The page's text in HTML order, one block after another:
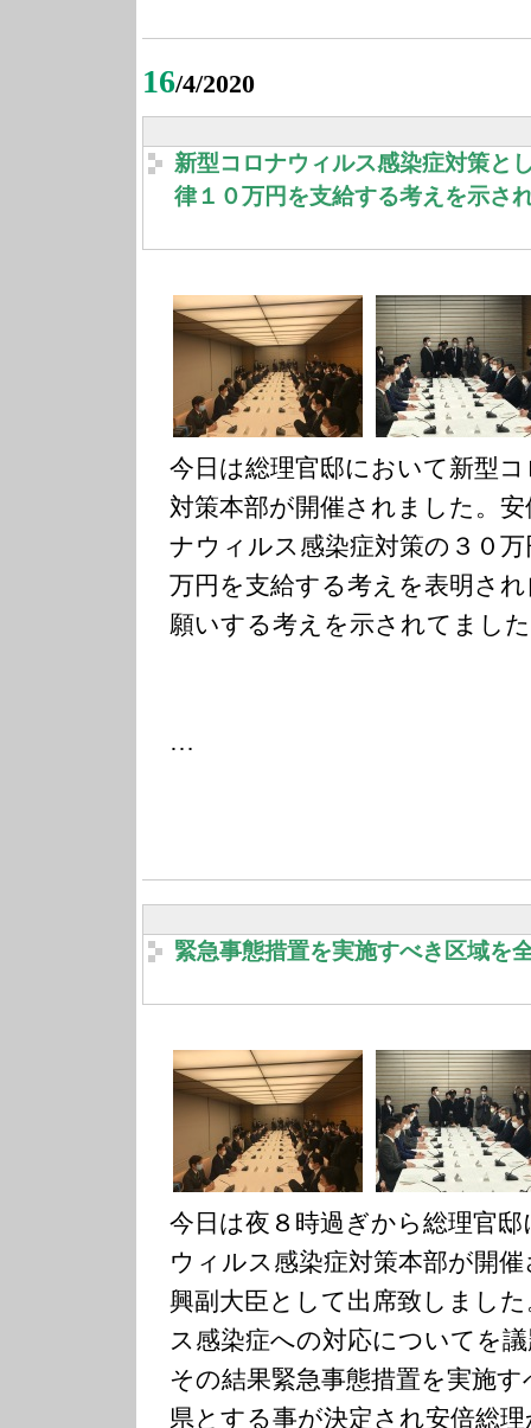
16/4/2020
新型コロナウィルス感染症対策と
律１０万円を支給する考えを示さ
今日は総理官邸において新型
対策本部が開催されました。
ナウィルス感染症対策の３０
万円を支給する考えを表明さ
願いする考えを示されてまし
…
緊急事態措置を実施すべき区域を
今日は夜８時過ぎから総理官
ウィルス感染症対策本部が開
興副大臣として出席致しまし
ス感染症への対応についてを
その結果緊急事態措置を実施
県とする事が決定され安倍総